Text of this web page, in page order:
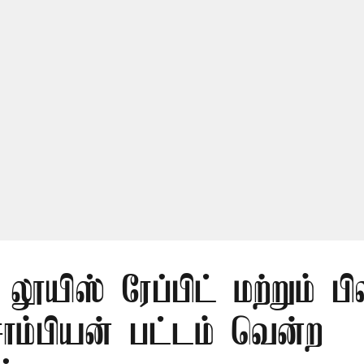
ரேப்பிட் மற்றும்
பட்டம் வென்ற